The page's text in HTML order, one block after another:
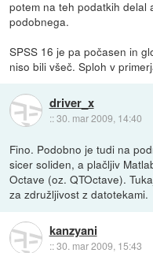
potem na teh podatkih delal
podobnega.
SPSS 16 je pa počasen in
niso bili všeč. Sploh v
driver_x
::30. mar 2009, 14:40
Fino. Podobno je tudi na
sicer soliden, a plačljiv
Octave (oz. QTOctave).
za združljivost z datotekami.
kanzyani
::30. mar 2009, 15:43